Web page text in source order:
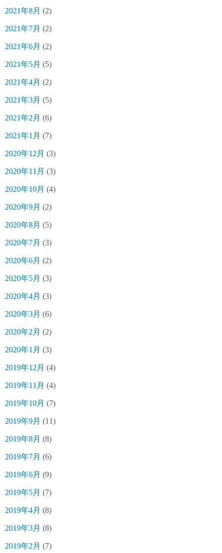
2021年8月 (2)
2021年7月 (2)
2021年6月 (2)
2021年5月 (5)
2021年4月 (2)
2021年3月 (5)
2021年2月 (6)
2021年1月 (7)
2020年12月 (3)
2020年11月 (3)
2020年10月 (4)
2020年9月 (2)
2020年8月 (5)
2020年7月 (3)
2020年6月 (2)
2020年5月 (3)
2020年4月 (3)
2020年3月 (6)
2020年2月 (2)
2020年1月 (3)
2019年12月 (4)
2019年11月 (4)
2019年10月 (7)
2019年9月 (11)
2019年8月 (8)
2019年7月 (6)
2019年6月 (9)
2019年5月 (7)
2019年4月 (8)
2019年3月 (8)
2019年2月 (7)